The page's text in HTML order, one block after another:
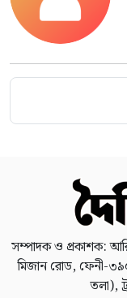
সম্পাদক ও প্রকাশক:
মিজান রোড, ফেনী-
তলা),